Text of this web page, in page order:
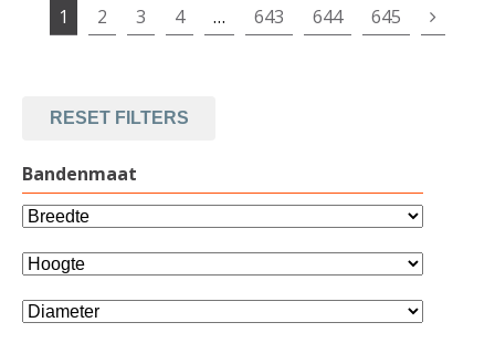
1 2 3 4 … 643 644 645
RESET FILTERS
Bandenmaat